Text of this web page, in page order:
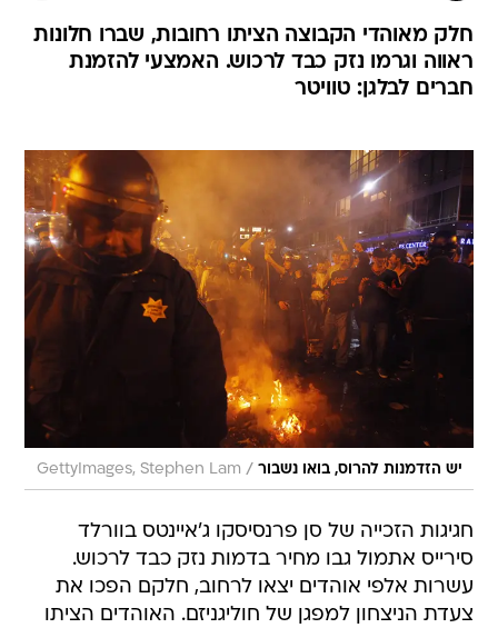
חלק מאוהדי הקבוצה הציתו רחובות, שברו חלונות
ראווה וגרמו נזק כבד לרכוש. האמצעי להזמנת
חברים לבלגן: טוויטר
יש הזדמנות להרוס, בואו נשבור /
GettyImages, Stephen Lam
חגיגות הזכייה של סן פרנסיסקו ג'איינטס בוורלד
סירייס אתמול גבו מחיר בדמות נזק כבד לרכוש.
עשרות אלפי אוהדים יצאו לרחוב, חלקם הפכו את
צעדת הניצחון למפגן של חוליגניזם. האוהדים הציתו